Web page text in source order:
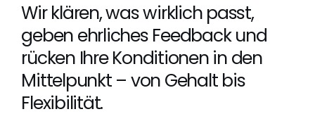
Wir klären, was wirklich passt,
geben ehrliches Feedback und
rücken Ihre Konditionen in den
Mittelpunkt – von Gehalt bis
Flexibilität.